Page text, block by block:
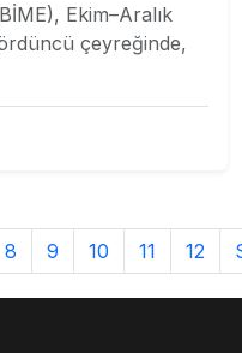
Ekim–Aralık
çeyreğinde,
8 9 10 11 12